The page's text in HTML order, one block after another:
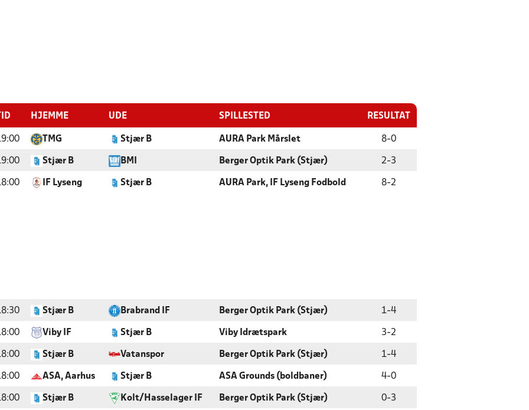
TID HJEMME UDE SPILLESTED RESULTAT
TMG Stjær B AURA Park Mårslet 8-0
Stjær B BMI Berger Optik Park (Stjær) 2-3
IF Lyseng Stjær B AURA Park, IF Lyseng Fodbold 8-2
Stjær B Brabrand IF Berger Optik Park (Stjær) 1-4
Viby IF Stjær B Viby Idrætspark 3-2
Stjær B Vatanspor Berger Optik Park (Stjær) 1-4
ASA, Aarhus Stjær B ASA Grounds (boldbaner) 4-0
Stjær B Kolt/Hasselager IF Berger Optik Park (Stjær) 0-3